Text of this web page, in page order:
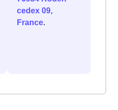
cedex 09,
France.